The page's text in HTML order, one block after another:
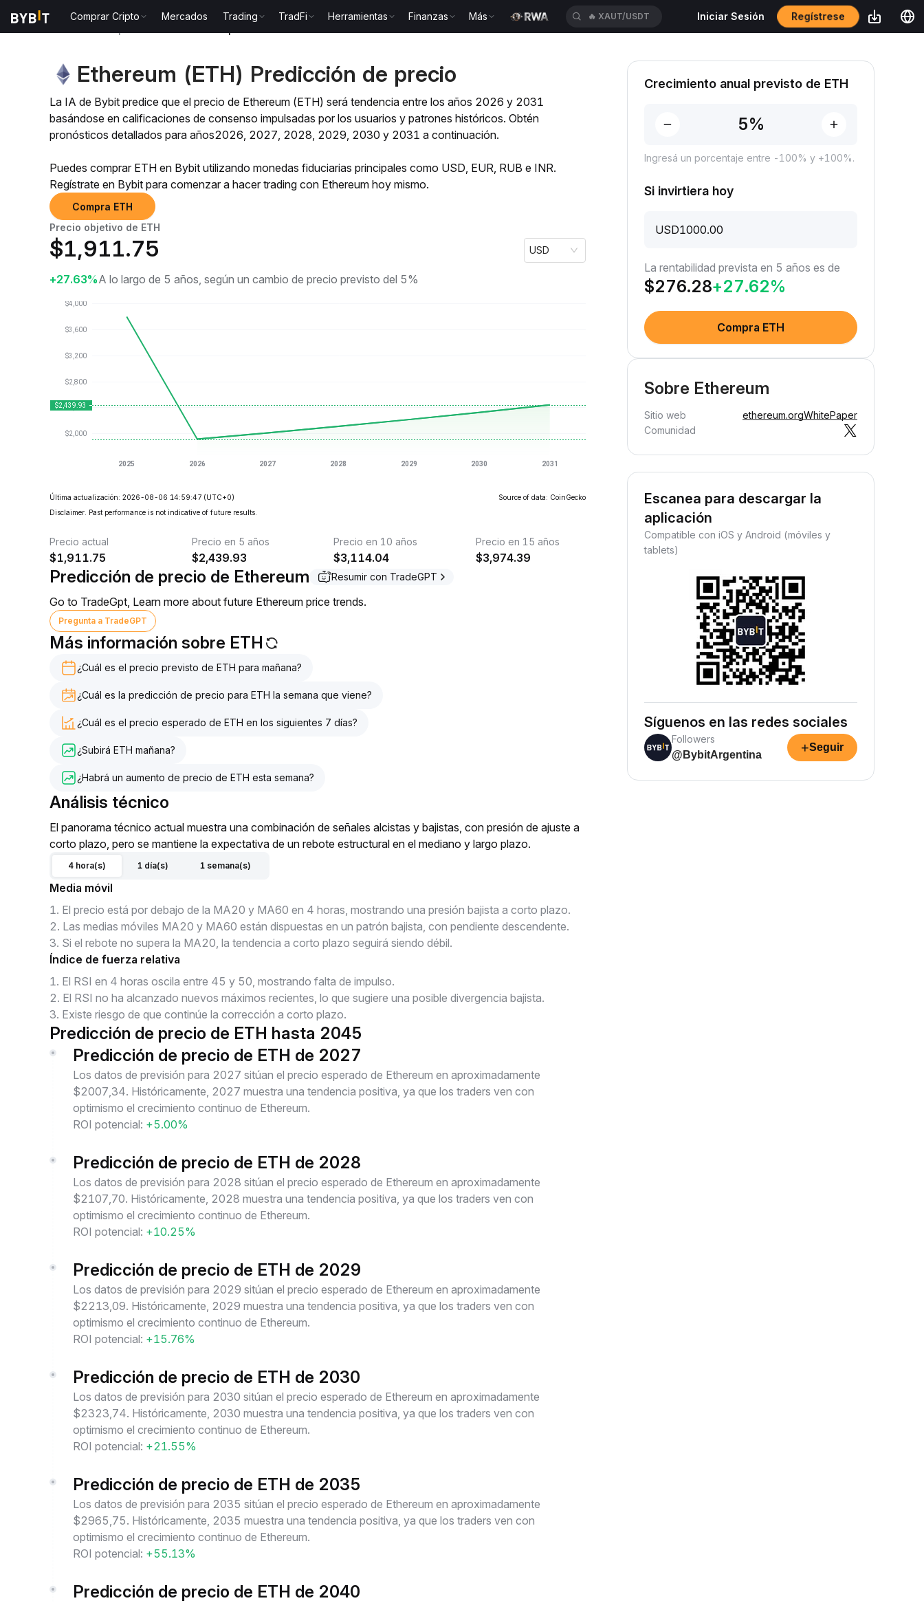
Comprar Cripto Mercados Trading TradFi Herramientas Finanzas Más 🔥 XAUT/USDT Iniciar Sesión Regístrese
Ethereum (ETH) Predicción de precio
La IA de Bybit predice que el precio de Ethereum (ETH) será tendencia entre los años 2026 y 2031
basándose en calificaciones de consenso impulsadas por los usuarios y patrones históricos. Obtén
pronósticos detallados para años2026, 2027, 2028, 2029, 2030 y 2031 a continuación.
Puedes comprar ETH en Bybit utilizando monedas fiduciarias principales como USD, EUR, RUB e INR.
Regístrate en Bybit para comenzar a hacer trading con Ethereum hoy mismo.
Compra ETH
Precio objetivo de ETH
$1,911.75 USD
+27.63%A lo largo de 5 años, según un cambio de precio previsto del 5%
Última actualización: 2026-08-06 14:59:47 (UTC+0)
Source of data: CoinGecko
Disclaimer. Past performance is not indicative of future results.
Precio actual
$1,911.75
Precio en 5 años
$2,439.93
Precio en 10 años
$3,114.04
Precio en 15 años
$3,974.39
Predicción de precio de Ethereum Resumir con TradeGPT
Go to TradeGpt, Learn more about future Ethereum price trends.
Pregunta a TradeGPT
Más información sobre ETH
¿Cuál es el precio previsto de ETH para mañana?
¿Cuál es la predicción de precio para ETH la semana que viene?
¿Cuál es el precio esperado de ETH en los siguientes 7 días?
¿Subirá ETH mañana?
¿Habrá un aumento de precio de ETH esta semana?
Análisis técnico
El panorama técnico actual muestra una combinación de señales alcistas y bajistas, con presión de ajuste a
corto plazo, pero se mantiene la expectativa de un rebote estructural en el mediano y largo plazo.
4 hora(s) 1 día(s) 1 semana(s)
Media móvil
1. El precio está por debajo de la MA20 y MA60 en 4 horas, mostrando una presión bajista a corto plazo.
2. Las medias móviles MA20 y MA60 están dispuestas en un patrón bajista, con pendiente descendente.
3. Si el rebote no supera la MA20, la tendencia a corto plazo seguirá siendo débil.
Índice de fuerza relativa
1. El RSI en 4 horas oscila entre 45 y 50, mostrando falta de impulso.
2. El RSI no ha alcanzado nuevos máximos recientes, lo que sugiere una posible divergencia bajista.
3. Existe riesgo de que continúe la corrección a corto plazo.
Predicción de precio de ETH hasta 2045
Predicción de precio de ETH de 2027
Los datos de previsión para 2027 sitúan el precio esperado de Ethereum en aproximadamente
$2007,34. Históricamente, 2027 muestra una tendencia positiva, ya que los traders ven con
optimismo el crecimiento continuo de Ethereum.
ROI potencial: +5.00%
Predicción de precio de ETH de 2028
Los datos de previsión para 2028 sitúan el precio esperado de Ethereum en aproximadamente
$2107,70. Históricamente, 2028 muestra una tendencia positiva, ya que los traders ven con
optimismo el crecimiento continuo de Ethereum.
ROI potencial: +10.25%
Predicción de precio de ETH de 2029
Los datos de previsión para 2029 sitúan el precio esperado de Ethereum en aproximadamente
$2213,09. Históricamente, 2029 muestra una tendencia positiva, ya que los traders ven con
optimismo el crecimiento continuo de Ethereum.
ROI potencial: +15.76%
Predicción de precio de ETH de 2030
Los datos de previsión para 2030 sitúan el precio esperado de Ethereum en aproximadamente
$2323,74. Históricamente, 2030 muestra una tendencia positiva, ya que los traders ven con
optimismo el crecimiento continuo de Ethereum.
ROI potencial: +21.55%
Predicción de precio de ETH de 2035
Los datos de previsión para 2035 sitúan el precio esperado de Ethereum en aproximadamente
$2965,75. Históricamente, 2035 muestra una tendencia positiva, ya que los traders ven con
optimismo el crecimiento continuo de Ethereum.
ROI potencial: +55.13%
Predicción de precio de ETH de 2040
Crecimiento anual previsto de ETH
Ingresá un porcentaje entre -100% y +100%.
Si invirtiera hoy
USD
La rentabilidad prevista en 5 años es de
$276.28+27.62%
Compra ETH
Sobre Ethereum
Sitio web ethereum.orgWhitePaper
Comunidad
Escanea para descargar la
aplicación
Compatible con iOS y Android (móviles y
tablets)
Síguenos en las redes sociales
Followers
@BybitArgentina
+Seguir